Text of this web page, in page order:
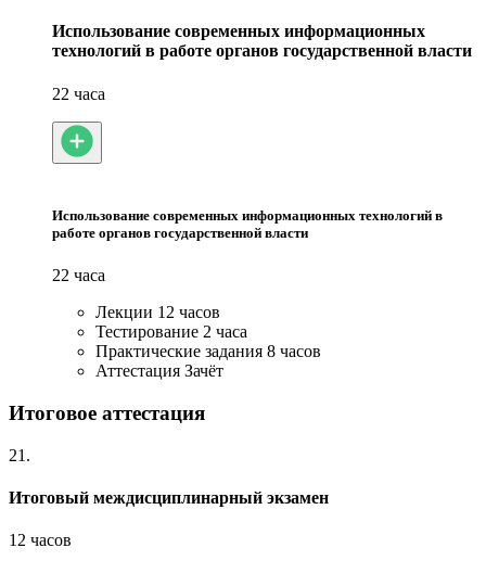
Использование современных информационных
технологий в работе органов государственной власти
22 часа
Использование современных информационных технологий в
работе органов государственной власти
22 часа
Лекции 12 часов
Тестирование 2 часа
Практические задания 8 часов
Аттестация Зачёт
Итоговое аттестация
21.
Итоговый междисциплинарный экзамен
12 часов